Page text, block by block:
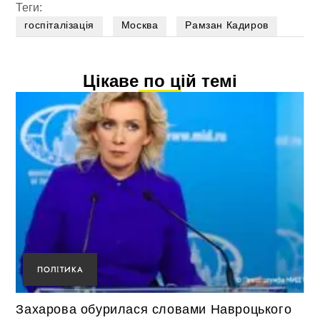
Теги:
госпіталізація Москва Рамзан Кадиров
Цікаве по цій темі
ПОЛІТИКА
Захарова обурилася словами Навроцького